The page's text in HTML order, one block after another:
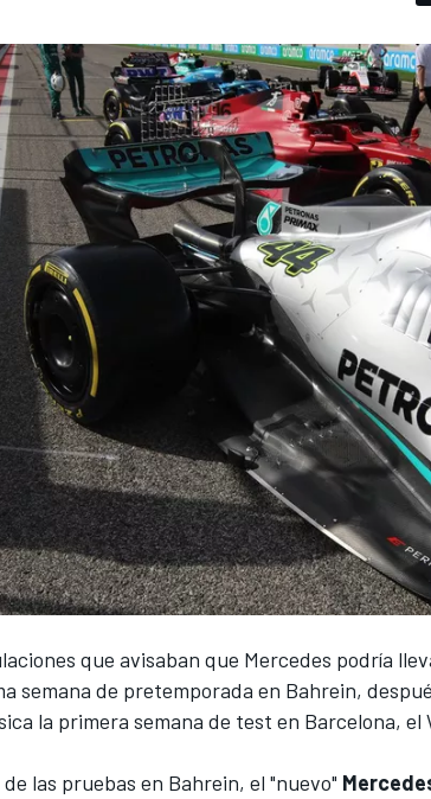
FÓRMULA E
que avisaban que Mercedes podría
semana de pretemporada en Bahrein,
la primera semana de test en Barcelona, el
las pruebas en Bahrein, el "nuevo"